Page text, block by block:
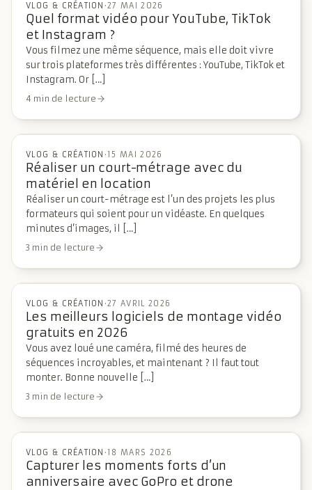
VLOG & CRÉATION ·27 MAI 2026
Quel format vidéo pour YouTube, TikTok
et Instagram ?
Vous filmez une même séquence, mais elle doit vivre
sur trois plateformes très différentes : YouTube, TikTok et
Instagram. Or […]
4 min de lecture
VLOG & CRÉATION ·15 MAI 2026
Réaliser un court-métrage avec du
matériel en location
Réaliser un court-métrage est l’un des projets les plus
formateurs qui soient pour un vidéaste. En quelques
minutes d’images, il […]
3 min de lecture
VLOG & CRÉATION ·27 AVRIL 2026
Les meilleurs logiciels de montage vidéo
gratuits en 2026
Vous avez loué une caméra, filmé des heures de
séquences incroyables, et maintenant ? Il faut tout
monter. Bonne nouvelle […]
3 min de lecture
VLOG & CRÉATION ·18 MARS 2026
Capturer les moments forts d’un
anniversaire avec GoPro et drone